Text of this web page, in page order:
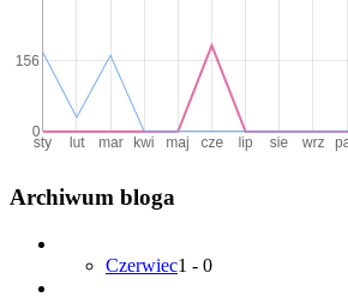
Archiwum bloga
Czerwiec1 - 0